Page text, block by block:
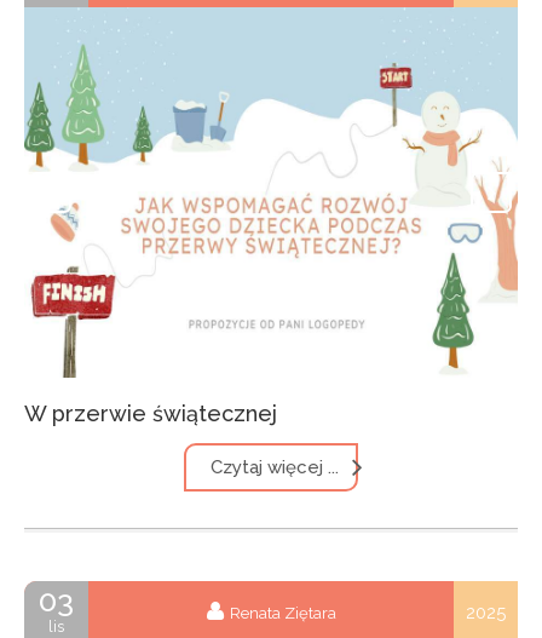
W przerwie świątecznej
Czytaj więcej ...
03
lis
Renata Ziętara 2025